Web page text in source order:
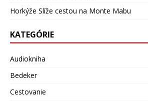
Horkýže Slíže cestou na Monte Mabu
KATEGÓRIE
Audiokniha
Bedeker
Cestovanie